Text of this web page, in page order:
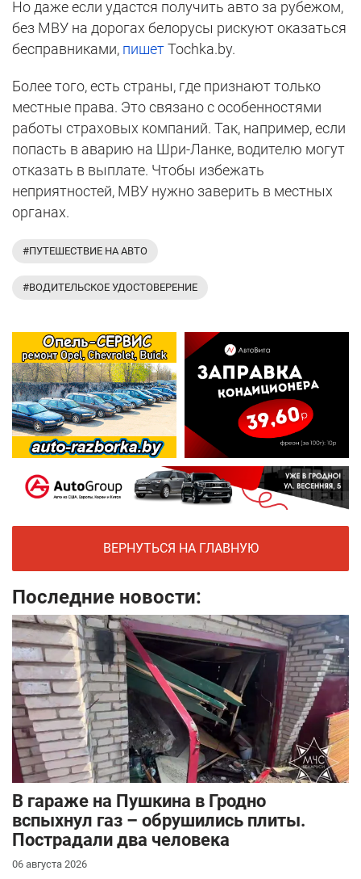
Но даже если удастся получить авто за рубежом,
без МВУ на дорогах белорусы рискуют оказаться
бесправниками, пишетTochka.by.
Более того, есть страны, где признают только
местные права. Это связано с особенностями
работы страховых компаний. Так, например, если
попасть в аварию на Шри-Ланке, водителю могут
отказать в выплате. Чтобы избежать
неприятностей, МВУ нужно заверить в местных
органах.
#ПУТЕШЕСТВИЕ НА АВТО
#ВОДИТЕЛЬСКОЕ УДОСТОВЕРЕНИЕ
ВЕРНУТЬСЯ НА ГЛАВНУЮ
Последние новости:
В гараже на Пушкина в Гродно
вспыхнул газ – обрушились плиты.
Пострадали два человека
06 августа 2026